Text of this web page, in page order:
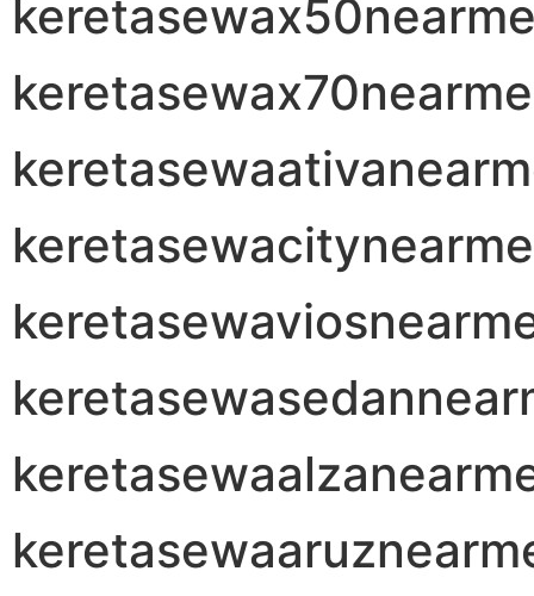
keretasewax70nearme
keretasewacitynearme